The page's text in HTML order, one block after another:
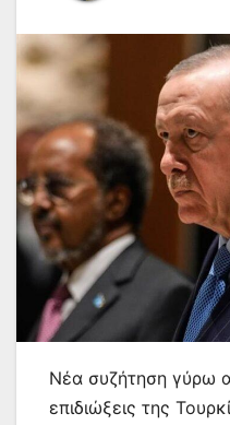
Νέα συζήτηση γύρω
επιδιώξεις της